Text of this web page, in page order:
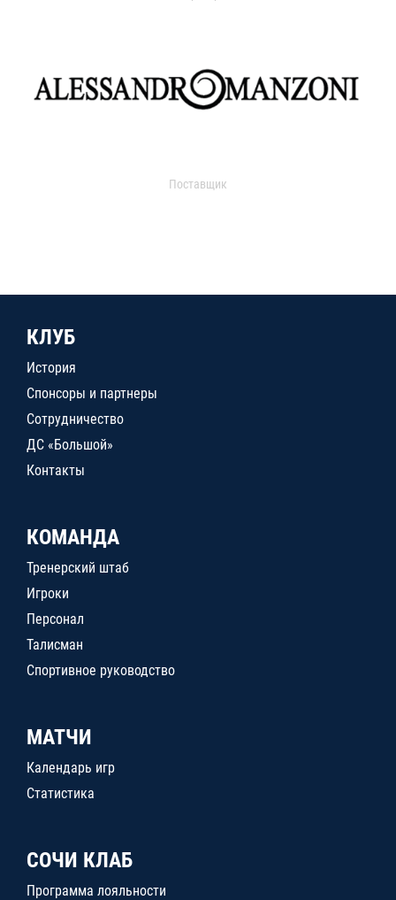
Поставщик
КЛУБ
История
Спонсоры и партнеры
Сотрудничество
ДС «Большой»
Контакты
КОМАНДА
Тренерский штаб
Игроки
Персонал
Талисман
Спортивное руководство
МАТЧИ
Календарь игр
Статистика
СОЧИ КЛАБ
Программа лояльности